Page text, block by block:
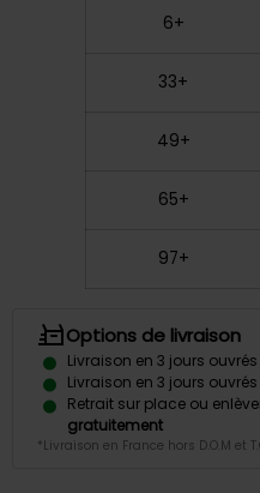
6+
33+
49+
65+
97+
Options de livraison
Livraison en 3 jours
Livraison en 3 jours ouvrés
Retrait sur place ou
gratuitement
*Livraison en France hors D.O.M et